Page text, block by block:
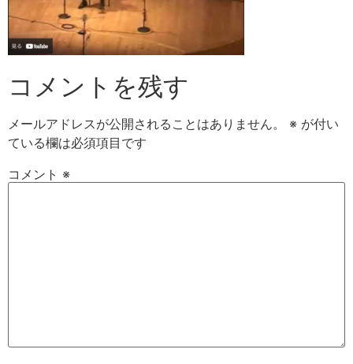
コメントを残す
メールアドレスが公開されることはありません。 ※ が付い
ている欄は必須項目です
コメント ※